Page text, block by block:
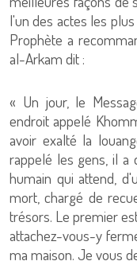
l'un des actes les
Prophète a
al-Arkam dit :
« Un jour, le
endroit appelé
avoir exalté la
rappelé les gens, il a
humain qui attend,
mort, chargé de
trésors. Le premier
attachez-vous-y
ma maison. Je vous